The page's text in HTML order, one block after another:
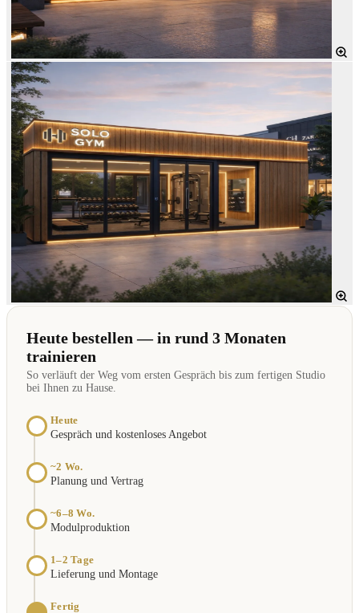
Heute bestellen — in rund 3 Monaten
trainieren
So verläuft der Weg vom ersten Gespräch bis zum fertigen Studio
bei Ihnen zu Hause.
Heute
Gespräch und kostenloses Angebot
~2 Wo.
Planung und Vertrag
~6–8 Wo.
Modulproduktion
1–2 Tage
Lieferung und Montage
Fertig